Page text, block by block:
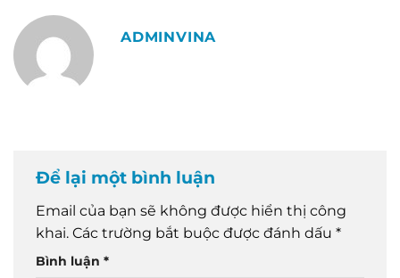
ADMINVINA
Để lại một bình luận
Email của bạn sẽ không được hiển thị công
khai. Các trường bắt buộc được đánh dấu *
Bình luận *